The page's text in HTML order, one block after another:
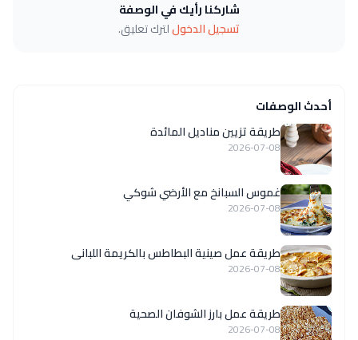
شاركنا رأيك في الوصفة
تسجيل الدخوللترك تعليق.
أحدث الوصفات
طريقة تزيين مناديل المائدة
2026-07-08
غموس السبانخ مع الأرضي شوكي
2026-07-08
طريقة عمل صينية البطاطس بالكريمة اللبانى
2026-07-08
طريقة عمل بارز الشوفان الصحية
2026-07-08